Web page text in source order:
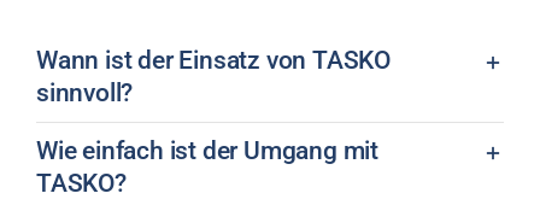
Wann ist der Einsatz von TASKO
sinnvoll?
Wie einfach ist der Umgang mit
TASKO?